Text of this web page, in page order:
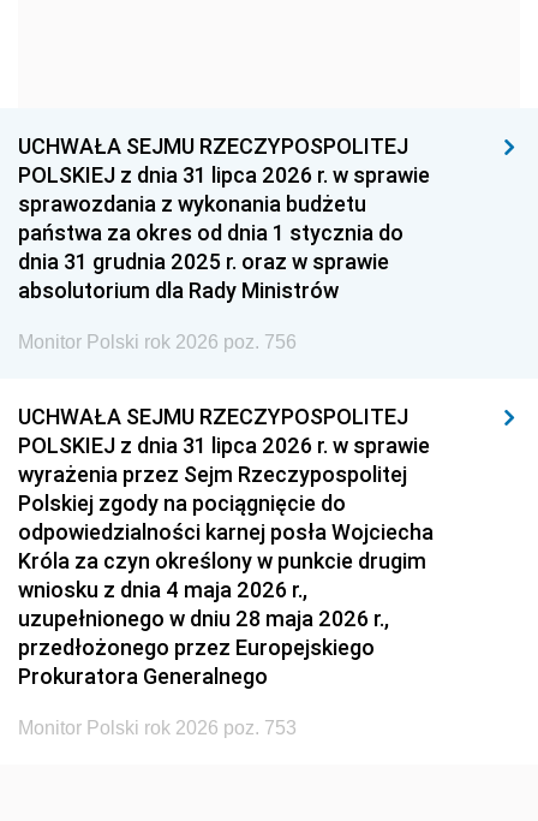
1939 1938 1937
1936 1930
UCHWAŁA SEJMU RZECZYPOSPOLITEJ
POLSKIEJ z dnia 31 lipca 2026 r. w sprawie
sprawozdania z wykonania budżetu
państwa za okres od dnia 1 stycznia do
dnia 31 grudnia 2025 r. oraz w sprawie
absolutorium dla Rady Ministrów
Monitor Polski rok 2026 poz. 756
UCHWAŁA SEJMU RZECZYPOSPOLITEJ
POLSKIEJ z dnia 31 lipca 2026 r. w sprawie
wyrażenia przez Sejm Rzeczypospolitej
Polskiej zgody na pociągnięcie do
odpowiedzialności karnej posła Wojciecha
Króla za czyn określony w punkcie drugim
wniosku z dnia 4 maja 2026 r.,
uzupełnionego w dniu 28 maja 2026 r.,
przedłożonego przez Europejskiego
Prokuratora Generalnego
Monitor Polski rok 2026 poz. 753